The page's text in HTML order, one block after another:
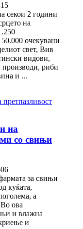
секои 2 години
на
очекувани
свет, Вив
видови,
производи, риби
и ...
на
со свињи
за свињи
куќата,
а
ова
и влажна
и